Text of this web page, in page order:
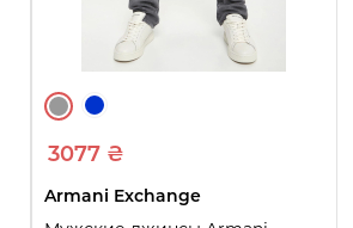
3077 ₴
Armani Exchange